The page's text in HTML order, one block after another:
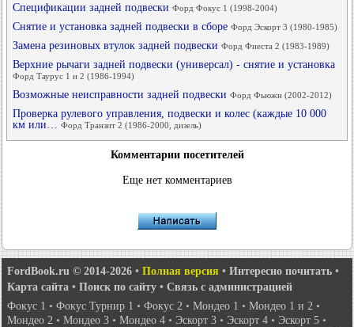
Спецификации задней подвески Форд Фокус 1 (1998-2004)
Снятие и установка задней подвески в сборе Форд Эскорт 3 (1980-1985)
Замена резиновых втулок задней подвески Форд Фиеста 2 (1983-1989)
Верхние рычаги задней подвески (универсал) - снятие и установка
Форд Таурус 1 и 2 (1986-1994)
Возможные неисправности задней подвески Форд Фьюжн (2002-2012)
Проверка рулевого управления, подвески и колес (каждые 10 000
км или…
Форд Транзит 2 (1986-2000, дизель)
Комментарии посетителей
Еще нет комментариев
FordBook.ru © 2014-2026 • Полная версия • Интересно почитать •
Карта сайта • Поиск по сайту • Связь с администрацией
Фокус 1 • Фокус Турнир 1 • Фокус 2 • Мондео 1 • Мондео 1 и 2 •
Мондео 2 • Мондео 3 • Мондео 4 • Эскорт 3 • Эскорт 4 • Эскорт 5 •